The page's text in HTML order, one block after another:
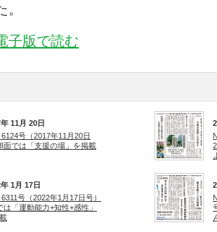
子版で読む
11月 20日
6124号（2017年11月20日
面では「支援の場」を掲載
1月 17日
号（2022年1月17日号）
は「運動能力+知性+感性」